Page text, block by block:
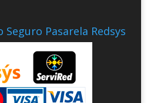
Seguro Pasarela Redsys